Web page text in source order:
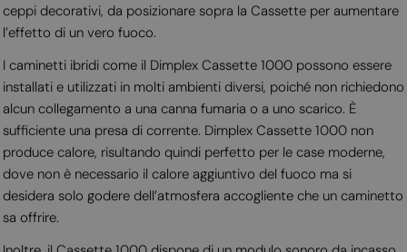
ceppi decorativi, da posizionare sopra la Cassette per aumentare
l’effetto di un vero fuoco.
I caminetti ibridi come il Dimplex Cassette 1000 possono essere
installati e utilizzati in molti ambienti diversi, poiché non richiedono
alcun collegamento a una canna fumaria o a uno scarico. È
sufficiente una presa di corrente. Dimplex Cassette 1000 non
produce calore, risultando quindi perfetto per le case moderne,
dove non è necessario il calore aggiuntivo del fuoco ma si
desidera solo godere dell’atmosfera accogliente che un caminetto
sa offrire.